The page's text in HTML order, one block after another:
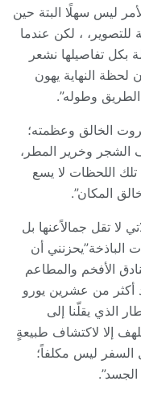
ليس سهلًا البتة حين
، لكن عندما
بكل تفاصيلها نشعر
لحظة النهاية يهون
وطوله”.
الخالق وعظمته؛
الشجر وخرير المطر،
اللحظات لا يسع
المكان”.
لا تقل جمالاًعنها بل
الباذخة”يحزنني أن
الأفخم والمطاعم
أكثر من عشرين يورو
الذي يقلّنا إلى
إلا لاكتشاف طبيعةٍ
السفر ليس مكلفاً؛
الجسد”.